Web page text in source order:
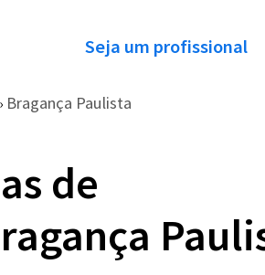
Seja um profissional
› Bragança Paulista
de